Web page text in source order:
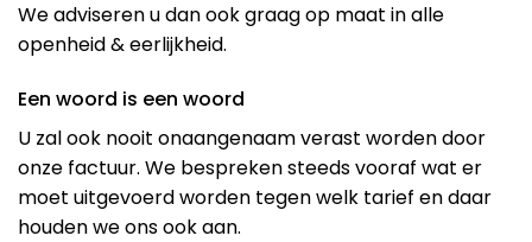
We adviseren u dan ook graag op maat in alle
openheid & eerlijkheid.
Een woord is een woord
U zal ook nooit onaangenaam verast worden door
onze factuur. We bespreken steeds vooraf wat er
moet uitgevoerd worden tegen welk tarief en daar
houden we ons ook aan.